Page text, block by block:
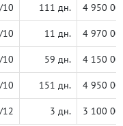
10 111 дн. 4 950
10 11 дн. 4 970
10 59 дн. 4 150
10 151 дн. 4 950
12 3 дн. 3 100